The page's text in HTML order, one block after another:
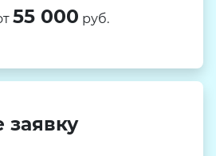
55 000 руб.
заявку